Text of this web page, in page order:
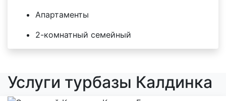
Апартаменты
2-комнатный семейный
Услуги турбазы Калдинка